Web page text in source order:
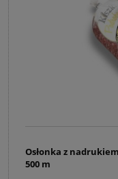
Osłonka z
500 m